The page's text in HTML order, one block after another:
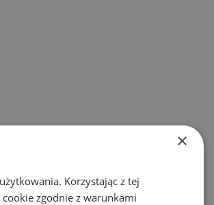
×
Korzystając z tej
zgodnie z warunkami